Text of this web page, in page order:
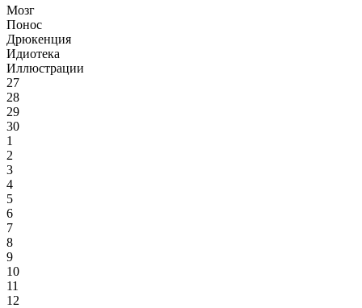
Мозг
Понос
Дрюкенция
Идиотека
Иллюстрации
27
28
29
30
1
2
3
4
5
6
7
8
9
10
11
12